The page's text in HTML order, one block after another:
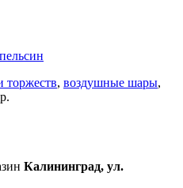
торжеств, воздушные шары,
Калининград, ул.